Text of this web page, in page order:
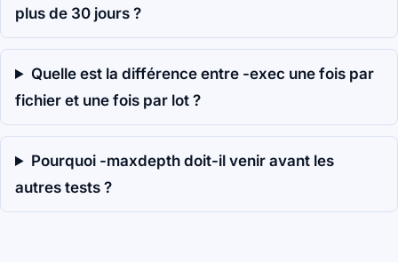
plus de 30 jours ?
Quelle est la différence entre -exec une fois par
fichier et une fois par lot ?
Pourquoi -maxdepth doit-il venir avant les
autres tests ?